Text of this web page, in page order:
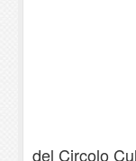
del Circolo